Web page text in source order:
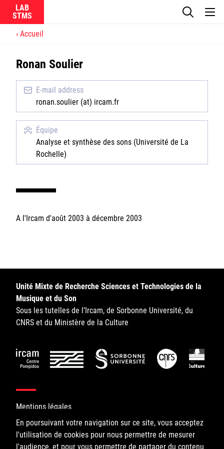
LAB
Ircam
CNRS
Rester informé
Offres d'emplois/stages
La recherche
Actualités
Équipes
Accueil
Ronan Soulier
E-mail address
ronan.soulier (at) ircam.fr
Équipe
Analyse et synthèse des sons (Université de La
Rochelle)
A l'Ircam d'août 2003 à décembre 2003
En poursuivant votre navigation sur ce site, vous acceptez
l'utilisation de cookies pour nous permettre de mesurer
l'audience, et pour vous permettre de partager du contenu
Unité Mixte de Recherche Sciences et Technologies de la
Musique et du Son
Sous les tutelles de l’Ircam, de Sorbonne Université, du
CNRS et du Ministère de la Culture
Mentions légales
©IRCAM, 2026. All Rights Reserved.